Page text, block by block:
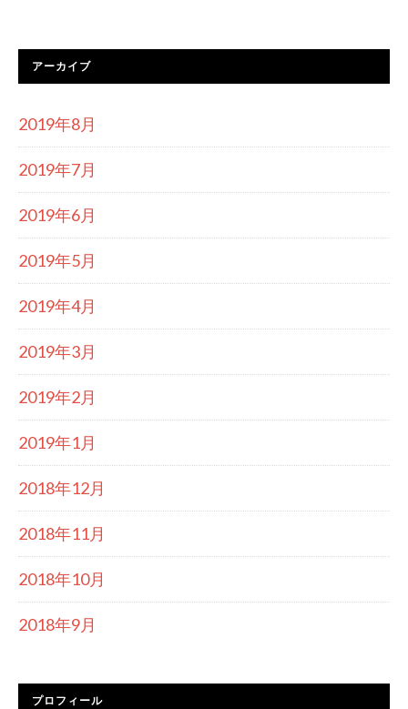
アーカイブ
2019年8月
2019年7月
2019年6月
2019年5月
2019年4月
2019年3月
2019年2月
2019年1月
2018年12月
2018年11月
2018年10月
2018年9月
プロフィール